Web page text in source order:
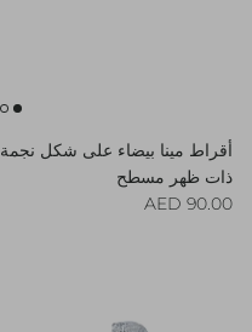
أقراط مينا بيضاء على شكل نجمة
ذات ظهر مسطح
Regular price
90.00 AED